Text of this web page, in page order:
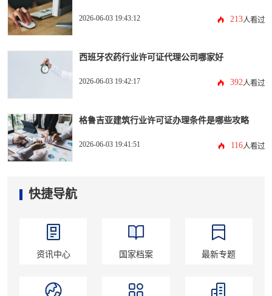
2026-06-03 19:43:12 213人看过
西班牙农药行业许可证代理公司哪家好
2026-06-03 19:42:17 392人看过
格鲁吉亚建筑行业许可证办理条件是哪些攻略
2026-06-03 19:41:51 116人看过
快捷导航
资讯中心 国家档案 最新专题